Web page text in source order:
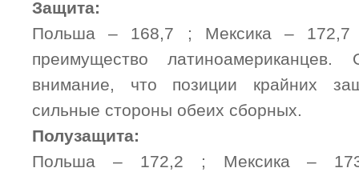
Защита:
Польша – 168,7 ; Мексика –
преимущество
внимание, что позиции крайних
сильные стороны обеих сборных.
Полузащита:
Польша – 172,2 ; Мексика –